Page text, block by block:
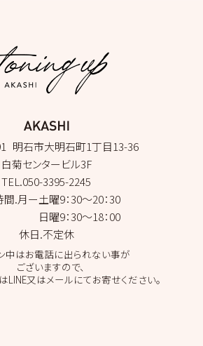
明石市大明石町1丁目13-36
白菊センタービル3F
TEL.050-3395-2245
.月ー土曜9：30～20：30
日曜9：30～18：00
休日.不定休
中はお電話に出られない事が
ございますので、
LINE又はメールにてお寄せください。